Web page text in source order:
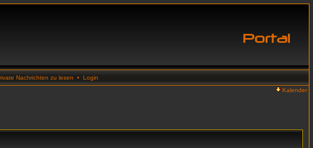
Nachrichten zu lesen • Login
Kalender